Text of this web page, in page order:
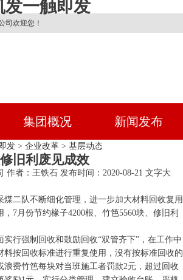
发一触即发
司欢迎您！
集团概况 新闻发布
发 > 企业改革 > 基层动态
旧利废见成效
作者：王铁石 发布时间：2020-08-21 文字大
煤二队不断细化管理，进一步加大材料回收复用
7月份节约椽子4200根、竹笆5560块、修旧利
实行强制回收和鼓励回收“双管齐下”，在工作中
料按回收标准进行重复使用，没有按标准回收的
浪费竹笆每块对当班施工者罚款2元，超过回收